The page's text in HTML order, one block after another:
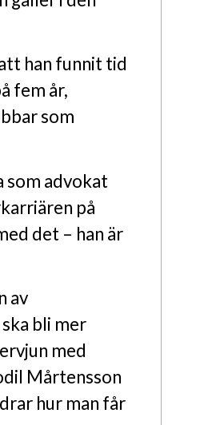
han funnit tid
fem år,
som
som advokat
på
det – han är
av
bli mer
med
Mårtensson
hur man får